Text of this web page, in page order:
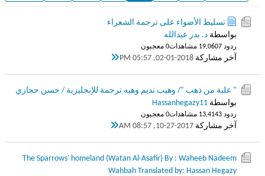
تسليط الأضواء على ترجمة الشعراء
بواسطة د. بدر عبدالله
ردود 7 19,060 مشاهدات 0 معجبون
آخر مشاركة 02-01-2018, 05:57 PM
" علبة من ذهب "/ وهيب نديم وهبه ترجمة للإنجليزية / حسن حجازي
بواسطة Hassanhegazy11
ردود 3 13,414 مشاهدات 0 معجبون
آخر مشاركة 10-27-2017, 08:57 AM
The Sparrows' homeland (Watan Al-Asafir) By : Waheeb Nadeem
Wahbah Translated by: Hassan Hegazy